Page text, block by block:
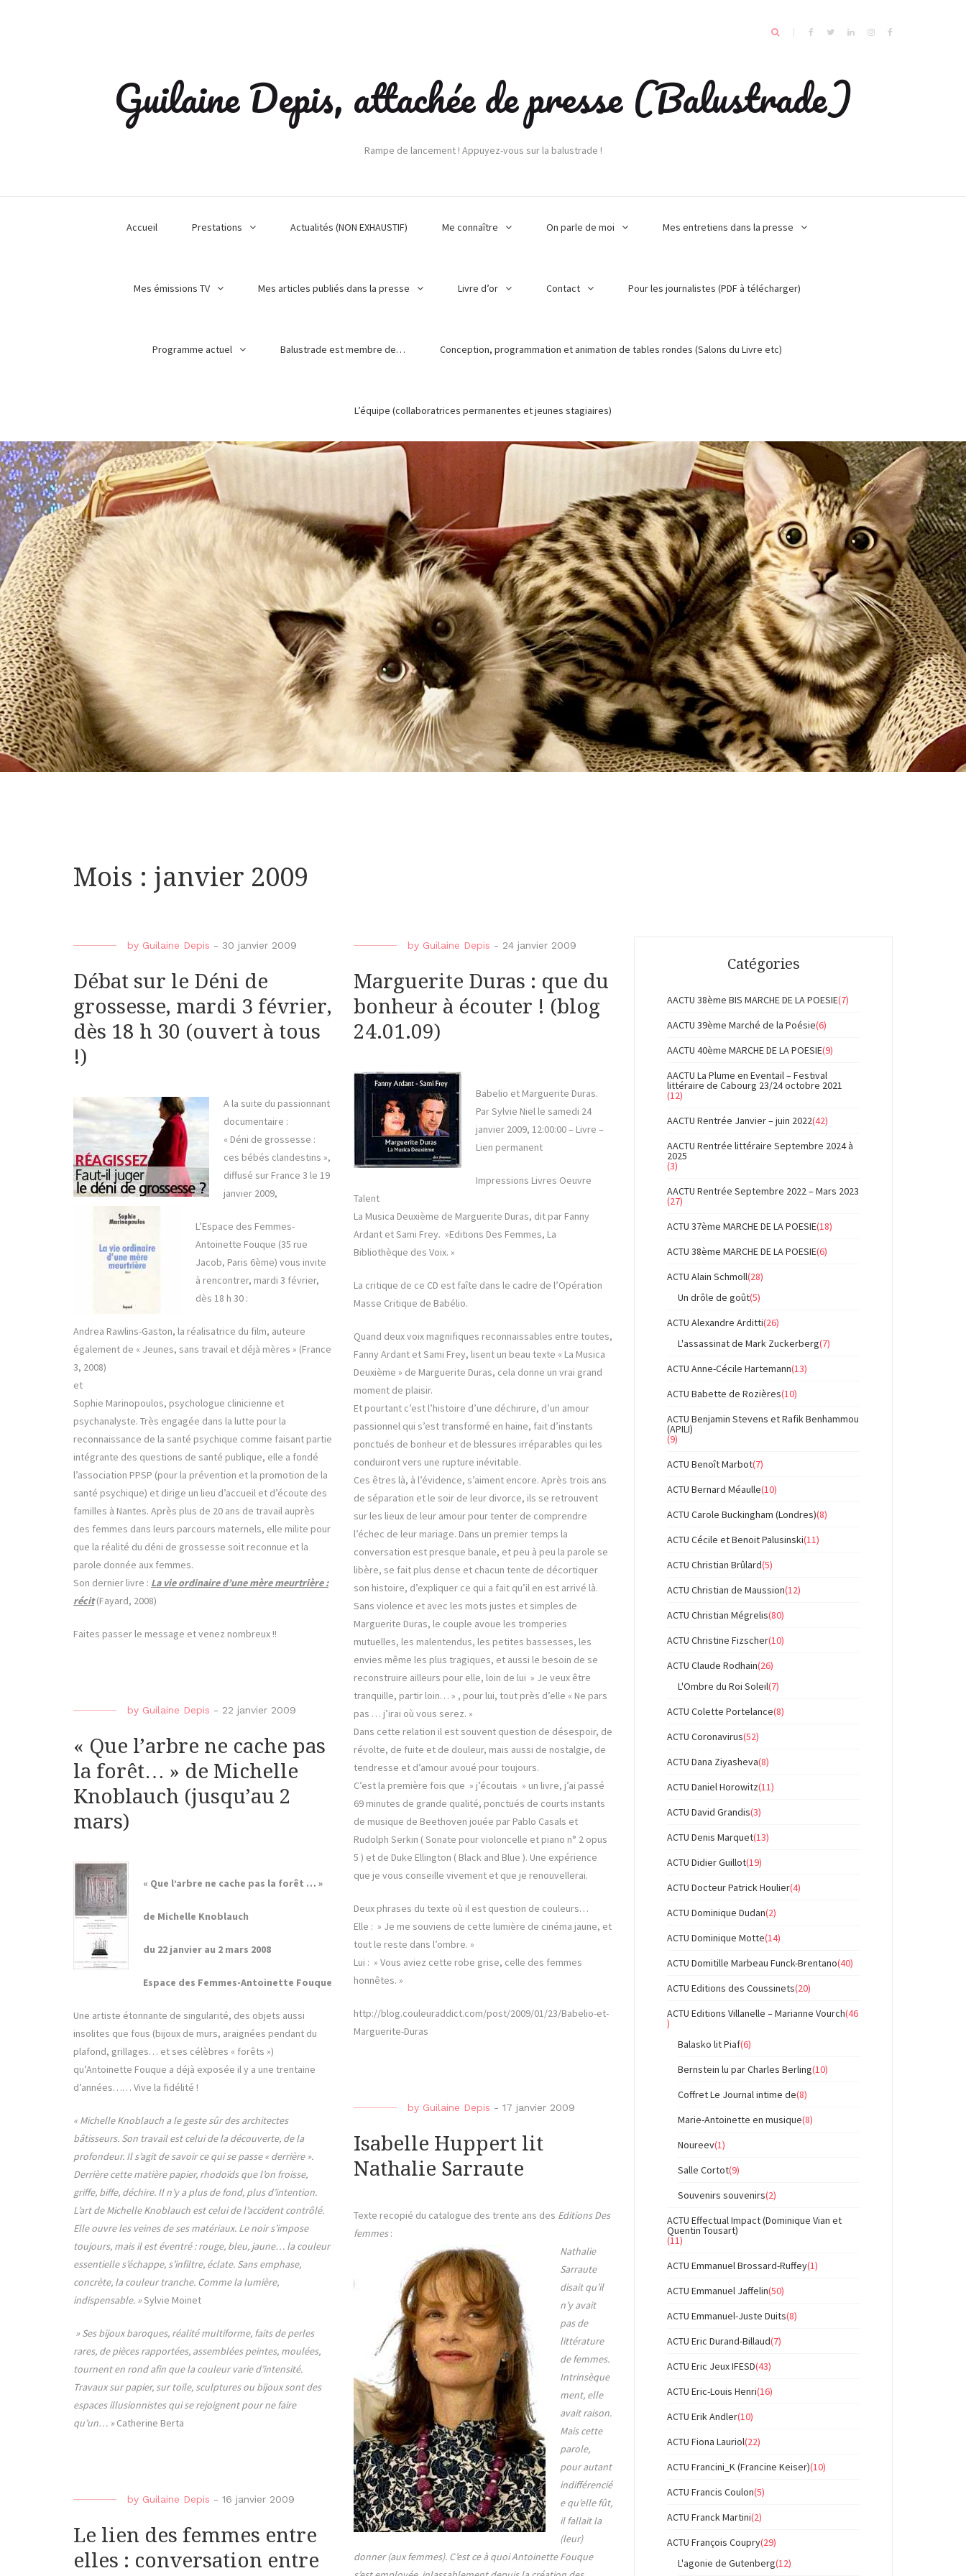
Guilaine Depis, attachée de presse (Balustrade)
Rampe de lancement ! Appuyez-vous sur la balustrade !
Accueil Prestations Actualités (NON EXHAUSTIF) Me connaître On parle de moi Mes entretiens dans la presse
Mes émissions TV Mes articles publiés dans la presse Livre d’or Contact Pour les journalistes (PDF à télécharger)
Programme actuel Balustrade est membre de… Conception, programmation et animation de tables rondes (Salons du Livre etc)
L’équipe (collaboratrices permanentes et jeunes stagiaires)
Mois : janvier 2009
by Guilaine Depis - 30 janvier 2009
Débat sur le Déni de
grossesse, mardi 3 février,
dès 18 h 30 (ouvert à tous
!)
A la suite du passionnant
documentaire :
« Déni de grossesse :
ces bébés clandestins »,
diffusé sur France 3 le 19
janvier 2009,
L’Espace des Femmes-
Antoinette Fouque (35 rue
Jacob, Paris 6ème) vous invite
à rencontrer, mardi 3 février,
dès 18 h 30 :
Andrea Rawlins-Gaston, la réalisatrice du film, auteure
également de « Jeunes, sans travail et déjà mères » (France
3, 2008)
et
Sophie Marinopoulos, psychologue clinicienne et
psychanalyste. Très engagée dans la lutte pour la
reconnaissance de la santé psychique comme faisant partie
intégrante des questions de santé publique, elle a fondé
l’association PPSP (pour la prévention et la promotion de la
santé psychique) et dirige un lieu d’accueil et d’écoute des
familles à Nantes. Après plus de 20 ans de travail auprès
des femmes dans leurs parcours maternels, elle milite pour
que la réalité du déni de grossesse soit reconnue et la
parole donnée aux femmes.
Son dernier livre : La vie ordinaire d’une mère meurtrière :
récit(Fayard, 2008)
Faites passer le message et venez nombreux !!
by Guilaine Depis - 24 janvier 2009
Marguerite Duras : que du
bonheur à écouter ! (blog
24.01.09)
Babelio et Marguerite Duras.
Par Sylvie Niel le samedi 24
janvier 2009, 12:00:00 – Livre –
Lien permanent
Impressions Livres Oeuvre
Talent
La Musica Deuxième de Marguerite Duras, dit par Fanny
Ardant et Sami Frey. »Editions Des Femmes, La
Bibliothèque des Voix. »
La critique de ce CD est faîte dans le cadre de l’Opération
Masse Critique de Babélio.
Quand deux voix magnifiques reconnaissables entre toutes,
Fanny Ardant et Sami Frey, lisent un beau texte « La Musica
Deuxième » de Marguerite Duras, cela donne un vrai grand
moment de plaisir.
Et pourtant c’est l’histoire d’une déchirure, d’un amour
passionnel qui s’est transformé en haine, fait d’instants
ponctués de bonheur et de blessures irréparables qui les
conduiront vers une rupture inévitable.
Ces êtres là, à l’évidence, s’aiment encore. Après trois ans
de séparation et le soir de leur divorce, ils se retrouvent
sur les lieux de leur amour pour tenter de comprendre
l’échec de leur mariage. Dans un premier temps la
conversation est presque banale, et peu à peu la parole se
libère, se fait plus dense et chacun tente de décortiquer
son histoire, d’expliquer ce qui a fait qu’il en est arrivé là.
Sans violence et avec les mots justes et simples de
Marguerite Duras, le couple avoue les tromperies
mutuelles, les malentendus, les petites bassesses, les
envies même les plus tragiques, et aussi le besoin de se
reconstruire ailleurs pour elle, loin de lui » Je veux être
tranquille, partir loin… » , pour lui, tout près d’elle « Ne pars
pas … j’irai où vous serez. »
Dans cette relation il est souvent question de désespoir, de
révolte, de fuite et de douleur, mais aussi de nostalgie, de
tendresse et d’amour avoué pour toujours.
C’est la première fois que » j’écoutais » un livre, j’ai passé
69 minutes de grande qualité, ponctués de courts instants
de musique de Beethoven jouée par Pablo Casals et
Rudolph Serkin ( Sonate pour violoncelle et piano n° 2 opus
5 ) et de Duke Ellington ( Black and Blue ). Une expérience
que je vous conseille vivement et que je renouvellerai.
Deux phrases du texte où il est question de couleurs…
Elle : » Je me souviens de cette lumière de cinéma jaune, et
tout le reste dans l’ombre. »
Lui : » Vous aviez cette robe grise, celle des femmes
honnêtes. »
http://blog.couleuraddict.com/post/2009/01/23/Babelio-et-
Marguerite-Duras
by Guilaine Depis - 22 janvier 2009
« Que l’arbre ne cache pas
la forêt… » de Michelle
Knoblauch (jusqu’au 2
mars)
« Que l’arbre ne cache pas la forêt … »
de Michelle Knoblauch
du 22 janvier au 2 mars 2008
Espace des Femmes-Antoinette Fouque
Une artiste étonnante de singularité, des objets aussi
insolites que fous (bijoux de murs, araignées pendant du
plafond, grillages… et ses célèbres « forêts »)
qu’Antoinette Fouque a déjà exposée il y a une trentaine
d’années…… Vive la fidélité !
« Michelle Knoblauch a le geste sûr des architectes
bâtisseurs. Son travail est celui de la découverte, de la
profondeur. Il s’agit de savoir ce qui se passe « derrière ».
Derrière cette matière papier, rhodoïds que l’on froisse,
griffe, biffe, déchire. Il n’y a plus de fond, plus d’intention.
L’art de Michelle Knoblauch est celui de l’accident contrôlé.
Elle ouvre les veines de ses matériaux. Le noir s’impose
toujours, mais il est éventré : rouge, bleu, jaune… la couleur
essentielle s’échappe, s’infiltre, éclate. Sans emphase,
concrète, la couleur tranche. Comme la lumière,
indispensable. »Sylvie Moinet
» Ses bijoux baroques, réalité multiforme, faits de perles
rares, de pièces rapportées, assemblées peintes, moulées,
tournent en rond afin que la couleur varie d’intensité.
Travaux sur papier, sur toile, sculptures ou bijoux sont des
espaces illusionnistes qui se rejoignent pour ne faire
qu’un… »Catherine Berta
by Guilaine Depis - 17 janvier 2009
Isabelle Huppert lit
Nathalie Sarraute
Texte recopié du catalogue des trente ans des Editions Des
femmes:
Nathalie
Sarraute
disait qu’il
n’y avait
pas de
littérature
de femmes.
Intrinsèque
ment, elle
avait raison.
Mais cette
parole,
pour autant
indifférencié
e qu’elle fût,
il fallait la
(leur)
donner (aux femmes). C’est ce à quoi Antoinette Fouque
by Guilaine Depis - 16 janvier 2009
Le lien des femmes entre
elles : conversation entre
Catégories
AACTU 38ème BIS MARCHE DE LA POESIE(7)
AACTU 39ème Marché de la Poésie(6)
AACTU 40ème MARCHE DE LA POESIE(9)
AACTU La Plume en Eventail – Festival
littéraire de Cabourg 23/24 octobre 2021
(12)
AACTU Rentrée Janvier – juin 2022(42)
AACTU Rentrée littéraire Septembre 2024 à
2025
(3)
AACTU Rentrée Septembre 2022 – Mars 2023
(27)
ACTU 37ème MARCHE DE LA POESIE(18)
ACTU 38ème MARCHE DE LA POESIE(6)
ACTU Alain Schmoll(28)
Un drôle de goût(5)
ACTU Alexandre Arditti(26)
L'assassinat de Mark Zuckerberg(7)
ACTU Anne-Cécile Hartemann(13)
ACTU Babette de Rozières(10)
ACTU Benjamin Stevens et Rafik Benhammou
(APILI)
(9)
ACTU Benoît Marbot(7)
ACTU Bernard Méaulle(10)
ACTU Carole Buckingham (Londres)(8)
ACTU Cécile et Benoit Palusinski(11)
ACTU Christian Brûlard(5)
ACTU Christian de Maussion(12)
ACTU Christian Mégrelis(80)
ACTU Christine Fizscher(10)
ACTU Claude Rodhain(26)
L'Ombre du Roi Soleil(7)
ACTU Colette Portelance(8)
ACTU Coronavirus(52)
ACTU Dana Ziyasheva(8)
ACTU Daniel Horowitz(11)
ACTU David Grandis(3)
ACTU Denis Marquet(13)
ACTU Didier Guillot(19)
ACTU Docteur Patrick Houlier(4)
ACTU Dominique Dudan(2)
ACTU Dominique Motte(14)
ACTU Domitille Marbeau Funck-Brentano(40)
ACTU Editions des Coussinets(20)
ACTU Editions Villanelle – Marianne Vourch(46
)
Balasko lit Piaf(6)
Bernstein lu par Charles Berling(10)
Coffret Le Journal intime de(8)
Marie-Antoinette en musique(8)
Noureev(1)
Salle Cortot(9)
Souvenirs souvenirs(2)
ACTU Effectual Impact (Dominique Vian et
Quentin Tousart)
(11)
ACTU Emmanuel Brossard-Ruffey(1)
ACTU Emmanuel Jaffelin(50)
ACTU Emmanuel-Juste Duits(8)
ACTU Eric Durand-Billaud(7)
ACTU Eric Jeux IFESD(43)
ACTU Eric-Louis Henri(16)
ACTU Erik Andler(10)
ACTU Fiona Lauriol(22)
ACTU Francini_K (Francine Keiser)(10)
ACTU Francis Coulon(5)
ACTU Franck Martini(2)
ACTU François Coupry(29)
L'agonie de Gutenberg(12)